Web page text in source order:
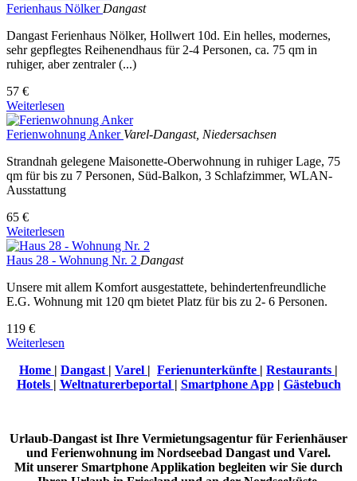
Ferienhaus Nölker Dangast
Dangast Ferienhaus Nölker, Hollwert 10d. Ein helles, modernes,
sehr gepflegtes Reihenendhaus für 2-4 Personen, ca. 75 qm in
ruhiger, aber zentraler (...)
57 €
Weiterlesen
Ferienwohnung Anker Varel-Dangast, Niedersachsen
Strandnah gelegene Maisonette-Oberwohnung in ruhiger Lage, 75
qm für bis zu 7 Personen, Süd-Balkon, 3 Schlafzimmer, WLAN-
Ausstattung
65 €
Weiterlesen
Haus 28 - Wohnung Nr. 2 Dangast
Unsere mit allem Komfort ausgestattete, behindertenfreundliche
E.G. Wohnung mit 120 qm bietet Platz für bis zu 2- 6 Personen.
119 €
Weiterlesen
Home | Dangast | Varel | Ferienunterkünfte | Restaurants |
Hotels | Weltnaturerbeportal | Smartphone App| Gästebuch
Urlaub-Dangast ist Ihre Vermietungsagentur für Ferienhäuser
und Ferienwohnung im Nordseebad Dangast und Varel.
Mit unserer Smartphone Applikation begleiten wir Sie durch